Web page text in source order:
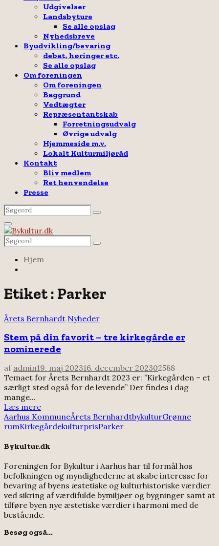
Udgivelser
Landsbyture
Se alle opslag
Nyhedsbreve
Byudvikling/bevaring
debat, høringer etc.
Se alle opslag
Om foreningen
Om foreningen
Baggrund
Vedtægter
Repræsentantskab
Forretningsudvalg
Øvrige udvalg
Hjemmeside m.v.
Lokalt Kulturmiljøråd
Kontakt
Bliv medlem
Ret henvendelse
Presse
Search
for:
Search
Facebook
Email
Rss
Primary
Menu
Search
for:
Search
Hjem
Etiket : Parker
Årets Bernhardt Nyheder
Stem på din favorit – tre kirkegårde er
nominerede
af admin19. maj 202316. december 202302588
Temaet for Årets Bernhardt 2023 er: ”Kirkegården – et
særligt sted også for de levende” Der findes i dag
mange...
Læs mere
Aarhus KommuneÅrets BernhardtbykulturGrønne
rumKirkegårdekulturprisParker
Bykultur.dk
Foreningen for Bykultur i Aarhus har til formål hos
befolkningen og myndighederne at skabe interesse for
bevaring af byens æstetiske og kulturhistoriske værdier
ved sikring af værdifulde bymiljøer og bygninger samt at
tilføre byen nye æstetiske værdier i harmoni med de
bestående.
Besøg også...